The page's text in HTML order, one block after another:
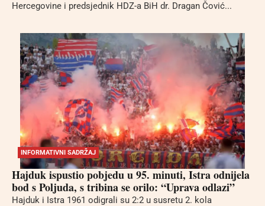
Hercegovine i predsjednik HDZ-a BiH dr. Dragan Čović...
INFORMATIVNI SADRŽAJ
Hajduk ispustio pobjedu u 95. minuti, Istra odnijela
bod s Poljuda, s tribina se orilo: “Uprava odlazi”
Hajduk i Istra 1961 odigrali su 2:2 u susretu 2. kola